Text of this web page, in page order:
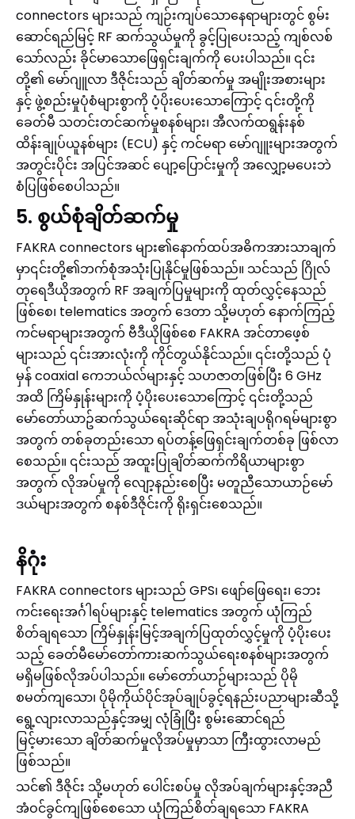
connectors များသည် ကျဉ်းကျပ်သောနေရာများတွင် စွမ်း
ဆောင်ရည်မြင့် RF ဆက်သွယ်မှုကို ခွင့်ပြုပေးသည့် ကျစ်လစ်
သော်လည်း ခိုင်မာသောဖြေရှင်းချက်ကို ပေးပါသည်။ ၎င်း
တို့၏ မော်ဂျူလာ ဒီဇိုင်းသည် ချိတ်ဆက်မှု အမျိုးအစားများ
နှင့် ဖွဲ့စည်းမှုပုံစံများစွာကို ပံ့ပိုးပေးသောကြောင့် ၎င်းတို့ကို
ခေတ်မီ သတင်းတင်ဆက်မှုစနစ်များ၊ အီလက်ထရွန်းနစ်
ထိန်းချုပ်ယူနစ်များ (ECU) နှင့် ကင်မရာ မော်ဂျူးများအတွက်
အတွင်းပိုင်း အပြင်အဆင် ပျော့ပြောင်းမှုကို အလျှော့မပေးဘဲ
စံပြဖြစ်စေပါသည်။
5. စွယ်စုံချိတ်ဆက်မှု
FAKRA connectors များ၏နောက်ထပ်အဓိကအားသာချက်
မှာ၎င်းတို့၏ဘက်စုံအသုံးပြုနိုင်မှုဖြစ်သည်။ သင်သည် ဂြိုလ်
တုရေဒီယိုအတွက် RF အချက်ပြမှုများကို ထုတ်လွှင့်နေသည်
ဖြစ်စေ၊ telematics အတွက် ဒေတာ သို့မဟုတ် နောက်ကြည့်
ကင်မရာများအတွက် ဗီဒီယိုဖြစ်စေ FAKRA အင်တာဖေ့စ်
များသည် ၎င်းအားလုံးကို ကိုင်တွယ်နိုင်သည်။ ၎င်းတို့သည် ပုံ
မှန် coaxial ကေဘယ်လ်များနှင့် သဟဇာတဖြစ်ပြီး 6 GHz
အထိ ကြိမ်နှုန်းများကို ပံ့ပိုးပေးသောကြောင့် ၎င်းတို့သည်
မော်တော်ယာဥ်ဆက်သွယ်ရေးဆိုင်ရာ အသုံးချပရိုဂရမ်များစွာ
အတွက် တစ်ခုတည်းသော ရပ်တန့်ဖြေရှင်းချက်တစ်ခု ဖြစ်လာ
စေသည်။ ၎င်းသည် အထူးပြုချိတ်ဆက်ကိရိယာများစွာ
အတွက် လိုအပ်မှုကို လျော့နည်းစေပြီး မတူညီသောယာဉ်မော်
ဒယ်များအတွက် စနစ်ဒီဇိုင်းကို ရိုးရှင်းစေသည်။
နိဂုံး
FAKRA connectors များသည် GPS၊ ဖျော်ဖြေရေး၊ ဘေး
ကင်းရေးအင်္ဂါရပ်များနှင့် telematics အတွက် ယုံကြည်
စိတ်ချရသော ကြိမ်နှုန်းမြင့်အချက်ပြထုတ်လွှင့်မှုကို ပံ့ပိုးပေး
သည့် ခေတ်မီမော်တော်ကားဆက်သွယ်ရေးစနစ်များအတွက်
မရှိမဖြစ်လိုအပ်ပါသည်။ မော်တော်ယာဉ်များသည် ပိုမို
စမတ်ကျသော၊ ပိုမိုကိုယ်ပိုင်အုပ်ချုပ်ခွင့်ရနည်းပညာများဆီသို့
ရွေ့လျားလာသည်နှင့်အမျှ လုံခြုံပြီး စွမ်းဆောင်ရည်
မြင့်မားသော ချိတ်ဆက်မှုလိုအပ်မှုမှာသာ ကြီးထွားလာမည်
ဖြစ်သည်။
သင်၏ ဒီဇိုင်း သို့မဟုတ် ပေါင်းစပ်မှု လိုအပ်ချက်များနှင့်အညီ
အံဝင်ခွင်ကျဖြစ်စေသော ယုံကြည်စိတ်ချရသော FAKRA